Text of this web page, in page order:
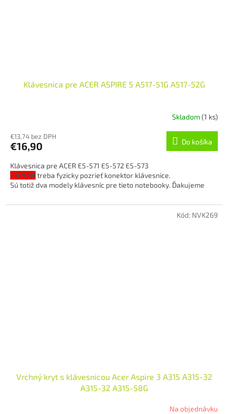
Klávesnica pre ACER ASPIRE 5 A517-51G A517-52G
Skladom(1 ks)
€13,74 bez DPH
€16,90 Do košíka
Klávesnica pre ACER E5-571 E5-572 E5-573
POZOR!treba fyzicky pozrieť konektor klávesnice.
Sú totiž dva modely klávesníc pre tieto notebooky. Ďakujeme
PN: 1F144505205M
Vrchný kryt s klávesnicou Acer Aspire 3 A315 A315-32
A315-32 A315-58G
Na objednávku
Kód: NVK269